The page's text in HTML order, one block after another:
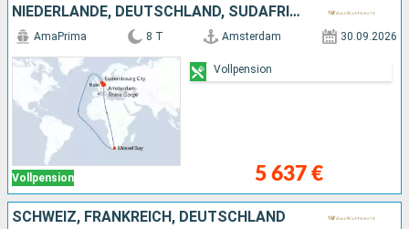
NIEDERLANDE, DEUTSCHLAND, SÜDAFRIKA, NORDLAND
Vollpension
AmaPrima 8 T Amsterdam 30.09.2026
5 637 €
Vollpension
SCHWEIZ, FRANKREICH, DEUTSCHLAND